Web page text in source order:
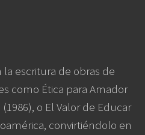
escritura de obras de
como Ética para Amador
o El Valor de Educar
convirtiéndolo en